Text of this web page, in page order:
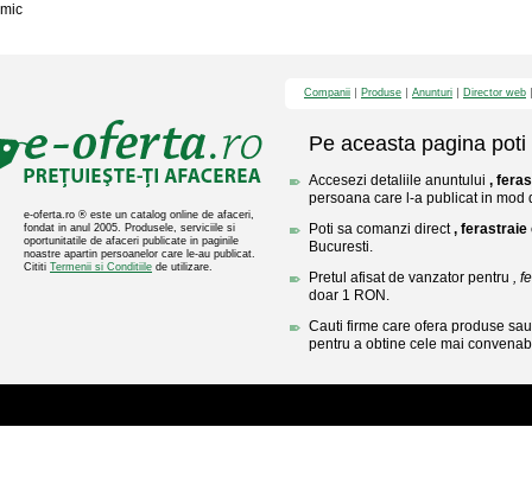
mic
e-oferta.ro ® este un catalog online de afaceri,
fondat in anul 2005. Produsele, serviciile si
oportunitatile de afaceri publicate in paginile
noastre apartin persoanelor care le-au publicat.
Cititi Termenii si Conditiile de utilizare.
Companii Produse Anunturi Director web
Pe aceasta pagina poti
Accesezi detaliile anuntului ,
persoana care l-a publicat in mod
Poti sa comanzi direct, ferastraie
Bucuresti.
Pretul afisat de vanzator pentru ,
doar 1 RON.
Cauti firme care ofera produse
pentru a obtine cele mai